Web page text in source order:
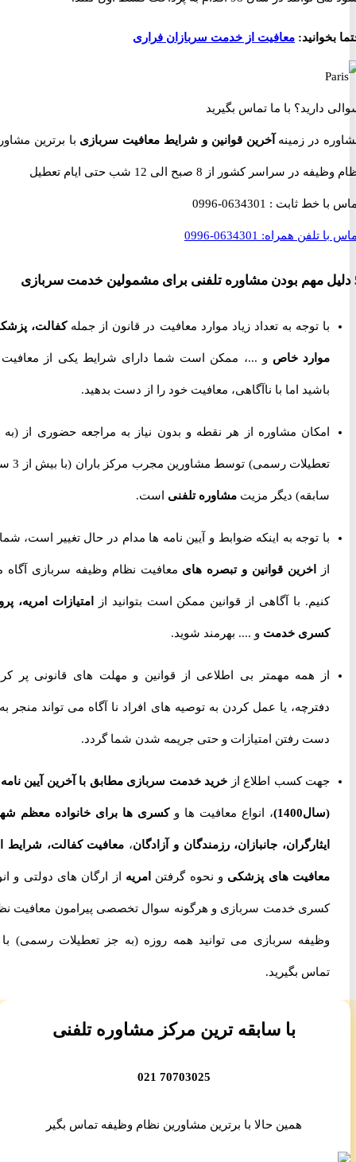
معافیت از خدمت سربازان فراری
دارید؟ با ما تماس بگیرید
در زمینهآخرین قوانین و شرایط معافیت سربازیبا برترین مشاوران
در سراسر کشور از 8 صبح الی 12 شب حتی ایام تعطیل
با خط ثابت :0634301-0996
تلفن همراه:0634301-0996
با توجه به تعداد زیاد موارد معافیت در قانون از جملهکفالت، پزشکی،
موارد خاصو ...، ممکن است شما دارای شرایط یکی از معافیت ها
باشید اما با ناآگاهی، معافیت خود را از دست بدهید.
امکان مشاوره از هر نقطه و بدون نیاز به مراجعه حضوری از (به جز
تعطیلات رسمی) توسط مشاورین مجرب مرکز باران (با بیش از 3 سال
سابقه) دیگر مزیت مشاوره تلفنیاست.
با توجه به اینکه ضوابط و آیین نامه ها مدام در حال تغییر است، شما را
اخرین قوانین و تبصره هایمعافیت نظام وظیفه سربازی آگاه می
کنیم. با آگاهی از قوانین ممکن است بتوانید ازامتیازات امریه، پروژه
کسری خدمتو .... بهرمند شوید.
از همه مهمتر بی اطلاعی از قوانین و مهلت های قانونی پر کردن
دفترچه، یا عمل کردن به توصیه های افراد نا آگاه می تواند منجر به از
دست رفتن امتیازات و حتی جریمه شدن شما گردد.
جهت کسب اطلاع ازخرید خدمت سربازی مطابق با آخرین آیین نامه ها
(سال1400) ، انواع معافیت ها و کسری ها برای خانواده معظم شهدا،
ایثارگران، جانبازان، رزمندگان و آزادگان،معافیت کفالت، شرایط اخذ
معافیت های پزشکیو نحوه گرفتن امریهاز ارگان های دولتی و انواع
کسری خدمت سربازی و هرگونه سوال تخصصی پیرامون معافیت نظام
وظیفه سربازی می توانید همه روزه (به جز تعطیلات رسمی) با ما
تماس بگیرید.
با سابقه ترین مرکز مشاوره تلفنی
70703025 021
همین حالا با برترین مشاورین نظام وظیفه تماس بگیر